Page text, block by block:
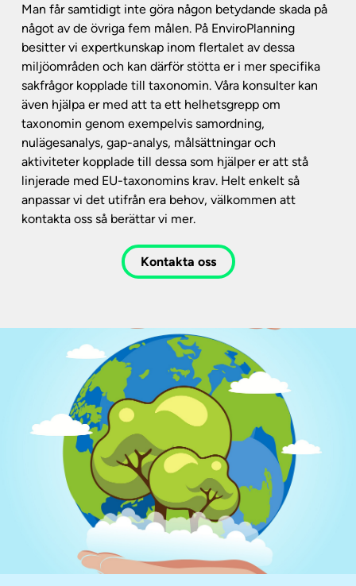
Man får samtidigt inte göra någon betydande skada på
något av de övriga fem målen. På EnviroPlanning
besitter vi expertkunskap inom flertalet av dessa
miljöområden och kan därför stötta er i mer specifika
sakfrågor kopplade till taxonomin. Våra konsulter kan
även hjälpa er med att ta ett helhetsgrepp om
taxonomin genom exempelvis samordning,
nulägesanalys, gap-analys, målsättningar och
aktiviteter kopplade till dessa som hjälper er att stå
linjerade med EU-taxonomins krav. Helt enkelt så
anpassar vi det utifrån era behov, välkommen att
kontakta oss så berättar vi mer.
Kontakta oss